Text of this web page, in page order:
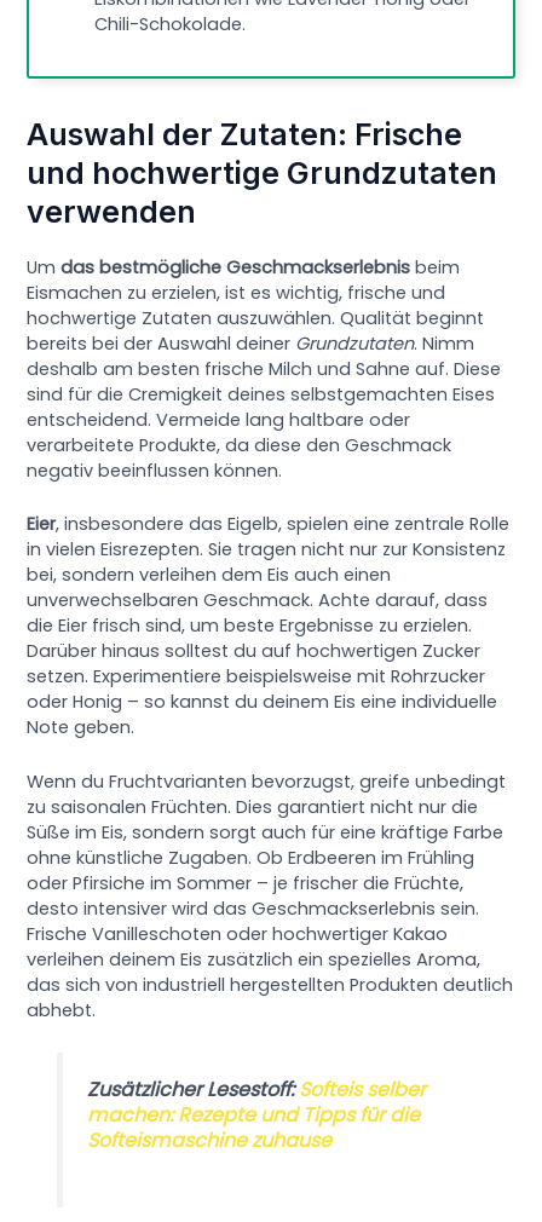
Chili-Schokolade.
Auswahl der Zutaten: Frische
und hochwertige Grundzutaten
verwenden
Umdas bestmögliche Geschmackserlebnis beim
Eismachen zu erzielen, ist es wichtig, frische und
hochwertige Zutaten auszuwählen. Qualität beginnt
bereits bei der Auswahl deiner Grundzutaten. Nimm
deshalb am besten frische Milch und Sahne auf. Diese
sind für die Cremigkeit deines selbstgemachten Eises
entscheidend. Vermeide lang haltbare oder
verarbeitete Produkte, da diese den Geschmack
negativ beeinflussen können.
Eier, insbesondere das Eigelb, spielen eine zentrale Rolle
in vielen Eisrezepten. Sie tragen nicht nur zur Konsistenz
bei, sondern verleihen dem Eis auch einen
unverwechselbaren Geschmack. Achte darauf, dass
die Eier frisch sind, um beste Ergebnisse zu erzielen.
Darüber hinaus solltest du auf hochwertigen Zucker
setzen. Experimentiere beispielsweise mit Rohrzucker
oder Honig – so kannst du deinem Eis eine individuelle
Note geben.
Wenn du Fruchtvarianten bevorzugst, greife unbedingt
zu saisonalen Früchten. Dies garantiert nicht nur die
Süße im Eis, sondern sorgt auch für eine kräftige Farbe
ohne künstliche Zugaben. Ob Erdbeeren im Frühling
oder Pfirsiche im Sommer – je frischer die Früchte,
desto intensiver wird das Geschmackserlebnis sein.
Frische Vanilleschoten oder hochwertiger Kakao
verleihen deinem Eis zusätzlich ein spezielles Aroma,
das sich von industriell hergestellten Produkten deutlich
abhebt.
Zusätzlicher Lesestoff:Softeis selber
machen: Rezepte und Tipps für die
Softeismaschine zuhause